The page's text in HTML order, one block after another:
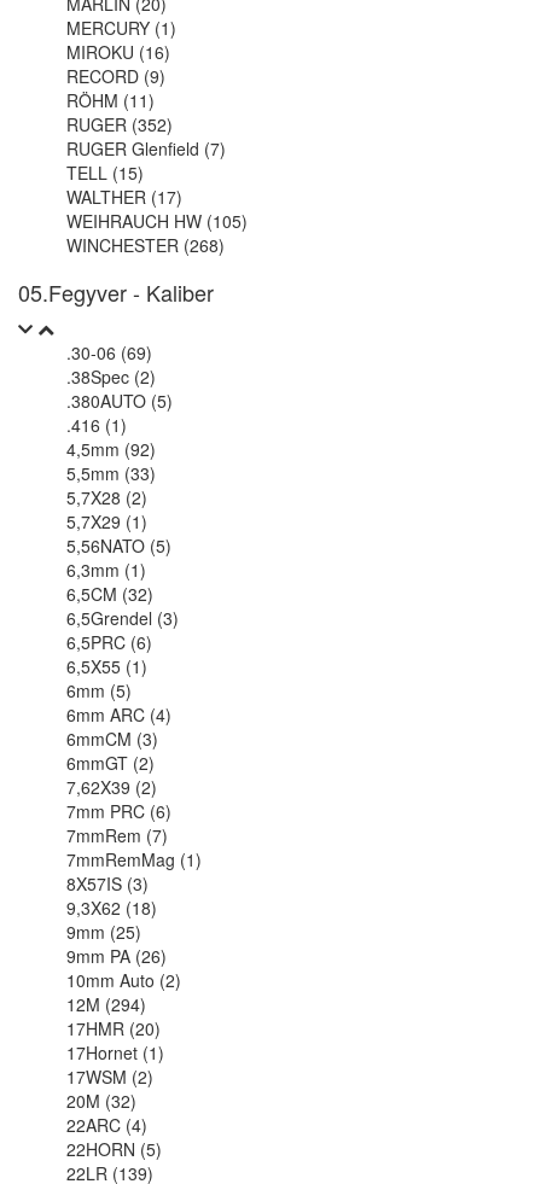
MERCURY (1)
MIROKU (16)
RECORD (9)
RÖHM (11)
RUGER (352)
RUGER Glenfield (7)
TELL (15)
WALTHER (17)
WEIHRAUCH HW (105)
WINCHESTER (268)
05.Fegyver - Kaliber
.30-06 (69)
.38Spec (2)
.380AUTO (5)
.416 (1)
4,5mm (92)
5,5mm (33)
5,7X28 (2)
5,7X29 (1)
5,56NATO (5)
6,3mm (1)
6,5CM (32)
6,5Grendel (3)
6,5PRC (6)
6,5X55 (1)
6mm (5)
6mm ARC (4)
6mmCM (3)
6mmGT (2)
7,62X39 (2)
7mm PRC (6)
7mmRem (7)
7mmRemMag (1)
8X57IS (3)
9,3X62 (18)
9mm (25)
9mm PA (26)
10mm Auto (2)
12M (294)
17HMR (20)
17Hornet (1)
17WSM (2)
20M (32)
22ARC (4)
22HORN (5)
22LR (139)